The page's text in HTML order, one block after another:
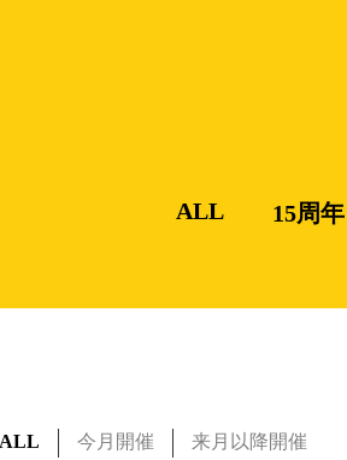
ALL 15周年
ALL 今月開催 来月以降開催